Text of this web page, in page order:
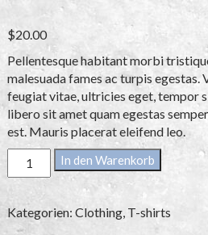
von 5,
basierend
auf
Kundenbe
$20.00
Pellentesque habitant morbi
malesuada fames ac turpis
feugiat vitae, ultricies eget, tempor
libero sit amet quam egestas
est. Mauris placerat eleifend leo.
Premium
Quality
In den Warenkorb
Kategorien: Clothing, T-shirts